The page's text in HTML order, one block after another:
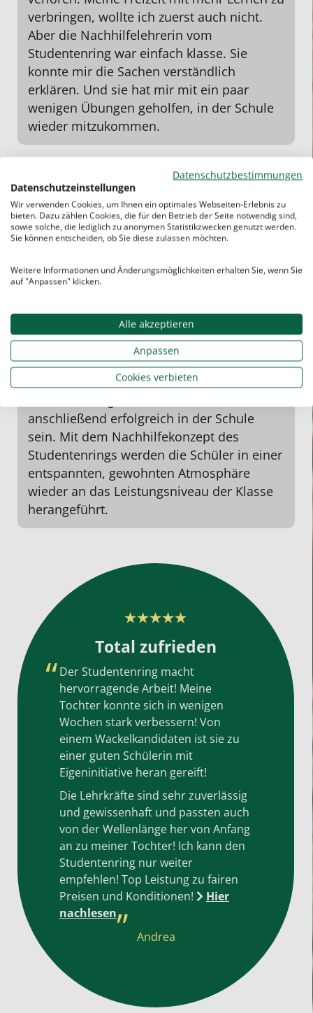
verbringen, wollte ich zuerst auch nicht.
Aber die Nachhilfelehrerin vom
Studentenring war einfach klasse. Sie
konnte mir die Sachen verständlich
erklären. Und sie hat mir mit ein paar
wenigen Übungen geholfen, in der Schule
wieder mitzukommen.
Elfriede Ecker, Lehrerin
Manche Schüler brauchen zusätzliche Lern-
anschließend erfolgreich in der Schule
sein. Mit dem Nachhilfekonzept des
Studentenrings werden die Schüler in einer
entspannten, gewohnten Atmosphäre
wieder an das Leistungsniveau der Klasse
herangeführt.
Total zufrieden
Der Studentenring macht
hervorragende Arbeit! Meine
Tochter konnte sich in wenigen
Wochen stark verbessern! Von
einem Wackelkandidaten ist sie zu
einer guten Schülerin mit
Eigeninitiative heran gereift!
Die Lehrkräfte sind sehr zuverlässig
und gewissenhaft und passten auch
von der Wellenlänge her von Anfang
an zu meiner Tochter! Ich kann den
Studentenring nur weiter
empfehlen! Top Leistung zu fairen
Preisen und Konditionen!
Hier
nachlesen
Andrea
Datenschutzbestimmungen
Datenschutzeinstellungen
Wir verwenden Cookies, um Ihnen ein optimales Webseiten-Erlebnis zu
bieten. Dazu zählen Cookies, die für den Betrieb der Seite notwendig sind,
sowie solche, die lediglich zu anonymen Statistikzwecken genutzt werden.
Sie können entscheiden, ob Sie diese zulassen möchten.
Weitere Informationen und Änderungsmöglichkeiten erhalten Sie, wenn Sie
auf "Anpassen" klicken.
Alle akzeptieren
Anpassen
Cookies verbieten